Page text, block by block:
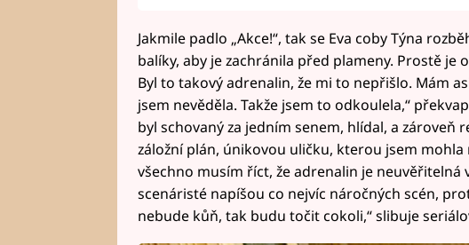
Jakmile padlo „Akce!“, tak se Eva coby Týna
balíky, aby je zachránila před plameny. Prostě je
Byl to takový adrenalin, že mi to nepřišlo. Mám
jsem nevěděla. Takže jsem to odkoulela,“
byl schovaný za jedním senem, hlídal, a zároveň
záložní plán, únikovou uličku, kterou jsem mohla
všechno musím říct, že adrenalin je neuvěřitelná
scenáristé napíšou co nejvíc náročných scén,
nebude kůň, tak budu točit cokoli,“ slibuje